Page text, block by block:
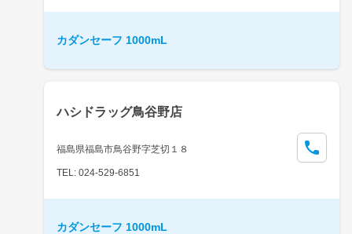
カダンセーフ 1000mL
ハシドラッグ鳥谷野店
福島県福島市鳥谷野字芝切１８
TEL: 024-529-6851
カダンセーフ 1000mL